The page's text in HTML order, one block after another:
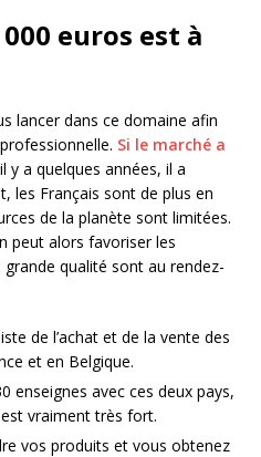
euros est à
lancer dans ce domaine afin
Si le marché a
il y a quelques années, il a
les Français sont de plus en
de la planète sont limitées.
peut alors favoriser les
qualité sont au rendez-
de l’achat et de la vente des
et en Belgique.
enseignes avec ces deux pays,
vraiment très fort.
vos produits et vous obtenez